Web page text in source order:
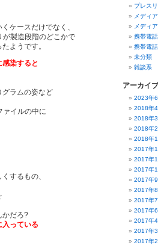
ケースだけでなく、
が製造段階のどこかで
ようです。
感染すると
グラムの姿など
ァイルの中に
するもの、
かだろ?
入っている
プレス
メディア
メディ
携帯電
携帯電
未分類
雑談系
アーカイブ
2023年6
2018年4
2018年3
2018年2
2018年1
2017年
2017年
2017年
2017年9
2017年8
2017年7
2017年6
2017年4
2017年3
2017年2